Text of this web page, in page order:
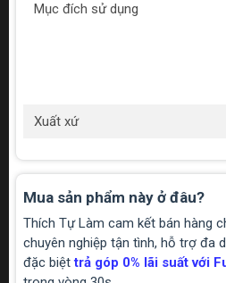
Mục đích sử dụng
Xuất xứ
Mua sản phẩm này ở đâu?
Thích Tự Làm cam kết bán hàng
chuyên nghiệp tận tình, hỗ trợ đa
đặc biệttrả góp 0% lãi suất với